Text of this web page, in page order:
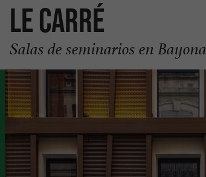
Le Carré
Salas de seminarios en Bayona